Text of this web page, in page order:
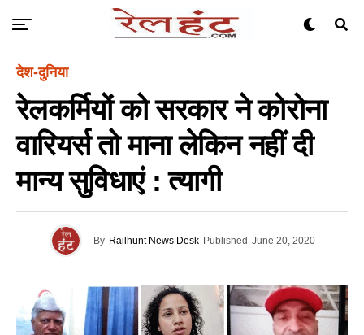
देश-दुनिया
रेलकर्मियों को सरकार ने कोरोना
वारियर्स तो माना लेकिन नहीं दी
मान्य सुविधाएं : त्यागी
By Railhunt News Desk Published June 20, 2020